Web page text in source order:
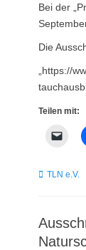
Bei der
Die
„https://
Teilen mit:
Kategorien
TLN e.V.